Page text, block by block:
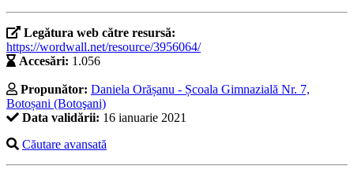
Legătura web către resursă:
https://wordwall.net/resource/3956064/
Accesări: 1.056
Propunător: Daniela Orășanu - Școala Gimnazială Nr. 7,
Botoșani (Botoşani)
Data validării: 16 ianuarie 2021
Căutare avansată